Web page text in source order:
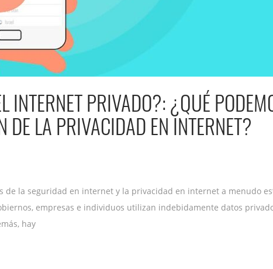
INTERNET PRIVADO?: ¿QUÉ
DE LA PRIVACIDAD EN INTERNET?
la seguridad en internet y la privacidad en internet a menudo
empresas e individuos utilizan indebidamente datos
hay